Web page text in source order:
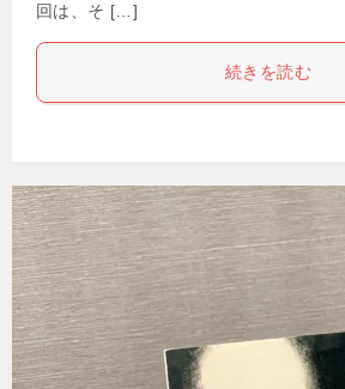
回は、そ […]
続きを読む